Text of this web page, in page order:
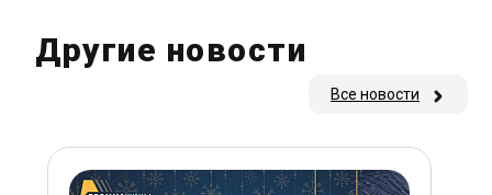
Другие новости
Все новости